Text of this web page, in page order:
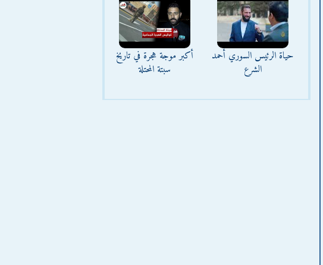
حياة الرئيس السوري أحمد
الشرع
أكبر موجة هجرة في تاريخ
سبتة المحتلة